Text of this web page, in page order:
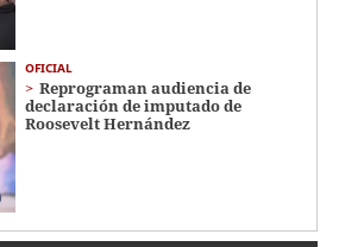
OFICIAL
Reprograman audiencia de
declaración de imputado de
Roosevelt Hernández